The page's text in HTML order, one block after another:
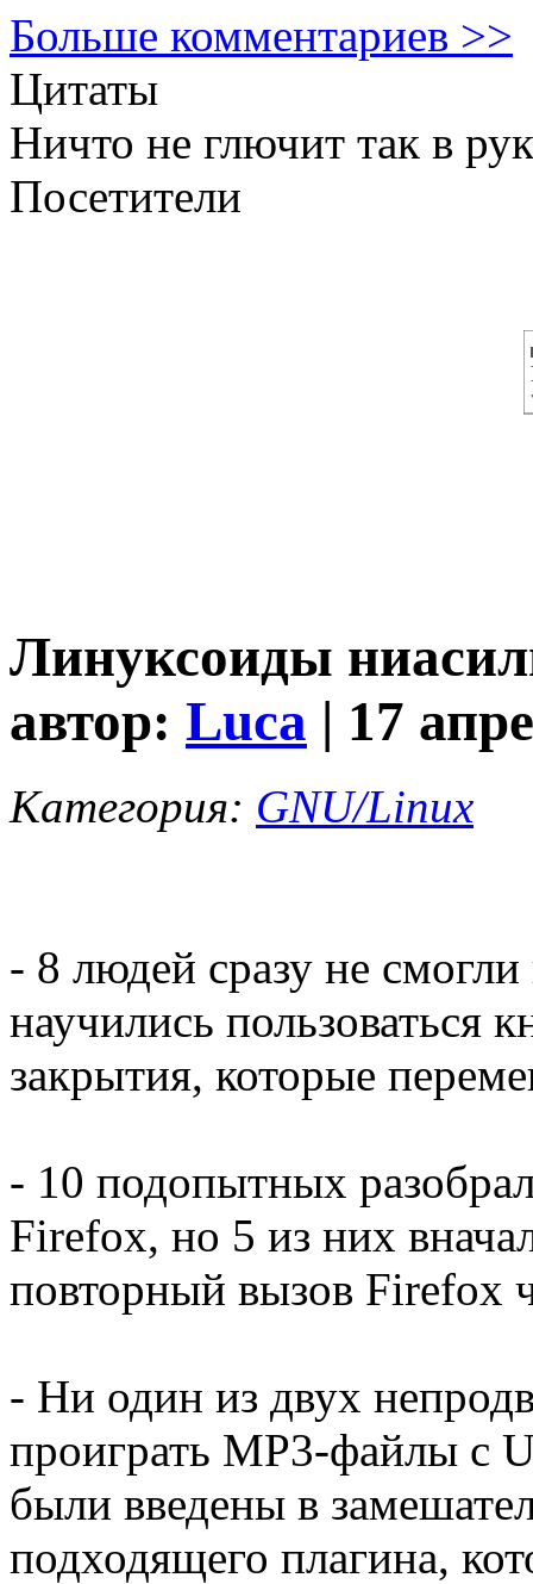
Больше комментариев >>
Цитаты
Ничто не глючит так в
Посетители
Линуксоиды
автор: Luca | 17
Категория: GNU/Linux
- 8 людей сразу не
научились пользоваться
закрытия, которые
- 10 подопытных
Firefox, но 5 из них
повторный вызов Firefox
- Ни один из двух
проиграть MP3-файлы с
были введены в
подходящего плагина,